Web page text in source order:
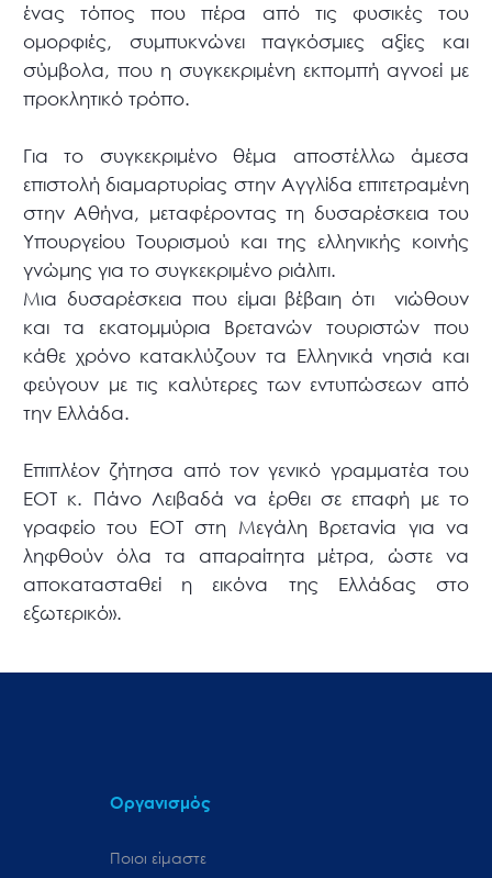
ένας τόπος που πέρα από τις φυσικές του
ομορφιές, συμπυκνώνει παγκόσμιες αξίες και
σύμβολα, που η συγκεκριμένη εκπομπή αγνοεί με
προκλητικό τρόπο.
Για το συγκεκριμένο θέμα αποστέλλω άμεσα
επιστολή διαμαρτυρίας στην Αγγλίδα επιτετραμένη
στην Αθήνα, μεταφέροντας τη δυσαρέσκεια του
Υπουργείου Τουρισμού και της ελληνικής κοινής
γνώμης για το συγκεκριμένο ριάλιτι.
Μια δυσαρέσκεια που είμαι βέβαιη ότι νιώθουν
και τα εκατομμύρια Βρετανών τουριστών που
κάθε χρόνο κατακλύζουν τα Ελληνικά νησιά και
φεύγουν με τις καλύτερες των εντυπώσεων από
την Ελλάδα.
Επιπλέον ζήτησα από τον γενικό γραμματέα του
ΕΟΤ κ. Πάνο Λειβαδά να έρθει σε επαφή με το
γραφείο του ΕΟΤ στη Μεγάλη Βρετανία για να
ληφθούν όλα τα απαραίτητα μέτρα, ώστε να
αποκατασταθεί η εικόνα της Ελλάδας στο
εξωτερικό».
Οργανισμός
Ποιοι είμαστε